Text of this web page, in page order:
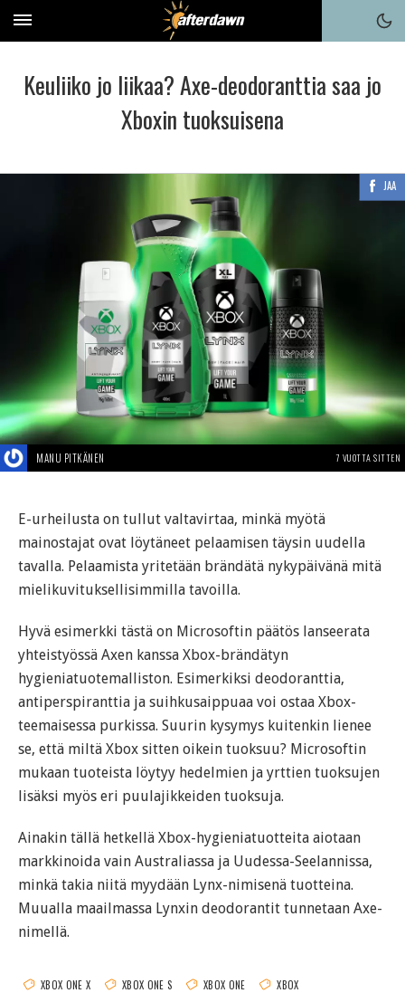
Keuliiko jo liikaa? Axe-deodoranttia saa jo
Xboxin tuoksuisena
JAA
MANU PITKÄNEN 7 VUOTTA SITTEN
E-urheilusta on tullut valtavirtaa, minkä myötä
mainostajat ovat löytäneet pelaamisen täysin uudella
tavalla. Pelaamista yritetään brändätä nykypäivänä mitä
mielikuvituksellisimmilla tavoilla.
Hyvä esimerkki tästä on Microsoftin päätös lanseerata
yhteistyössä Axen kanssa Xbox-brändätyn
hygieniatuotemalliston. Esimerkiksi deodoranttia,
antiperspiranttia ja suihkusaippuaa voi ostaa Xbox-
teemaisessa purkissa. Suurin kysymys kuitenkin lienee
se, että miltä Xbox sitten oikein tuoksuu? Microsoftin
mukaan tuoteista löytyy hedelmien ja yrttien tuoksujen
lisäksi myös eri puulajikkeiden tuoksuja.
Ainakin tällä hetkellä Xbox-hygieniatuotteita aiotaan
markkinoida vain Australiassa ja Uudessa-Seelannissa,
minkä takia niitä myydään Lynx-nimisenä tuotteina.
Muualla maailmassa Lynxin deodorantit tunnetaan Axe-
nimellä.
XBOX ONE X XBOX ONE S XBOX ONE
XBOX